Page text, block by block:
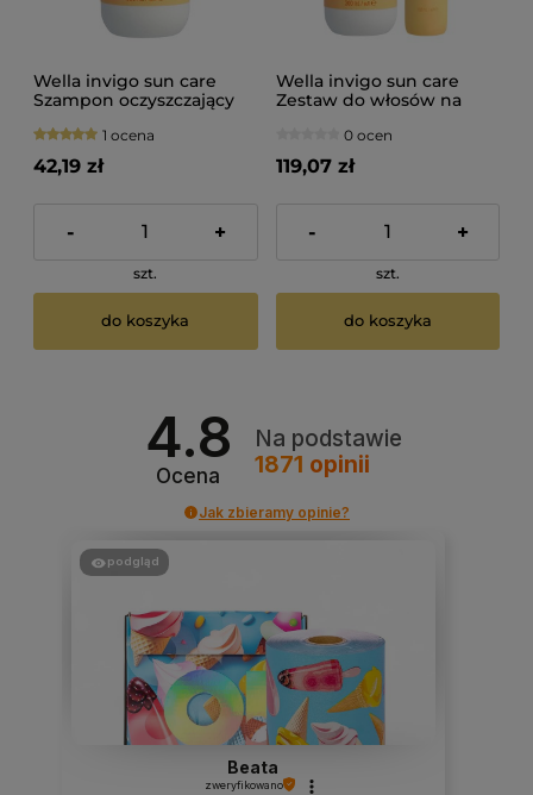
Wella invigo sun care
Szampon oczyszczający
300ml
1 ocena
42,19 zł
- +
szt.
do koszyka
Wella invigo sun care
Zestaw do włosów na
Spray 150ml
0 ocen
119,07 zł
- +
szt.
do koszyka
4.8
Ocena
Na podstawie
1871 opinii
Jak zbieramy opinie?
podgląd
Beata
zweryfikowano